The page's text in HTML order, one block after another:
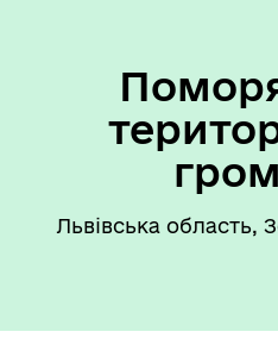
Львівська область,